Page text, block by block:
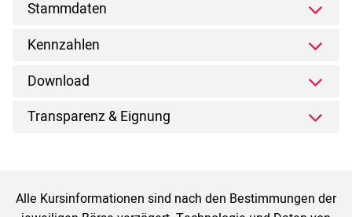
Stammdaten
Kennzahlen
Download
Transparenz & Eignung
Alle Kursinformationen sind nach den Bestimmungen der